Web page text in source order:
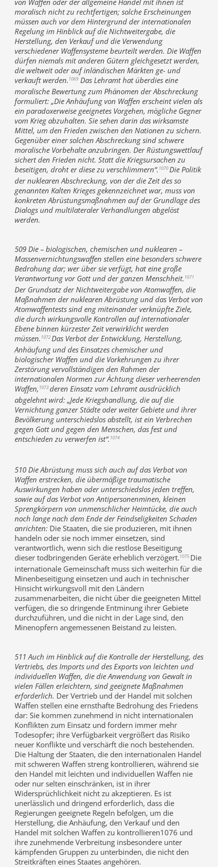
von Waffen oder der allgemeine Handel mit ihnen ist
moralisch nicht zu rechtfertigen; solche Erscheinungen
müssen auch vor dem Hintergrund der internationalen
Regelung im Hinblick auf die Nichtweitergabe, die
Herstellung, den Verkauf und die Verwendung
verschiedener Waffensysteme beurteilt werden. Die Waffen
dürfen niemals mit anderen Gütern gleichgesetzt werden,
die weltweit oder auf inländischen Märkten ge- und
verkauft werden. 1069 Das Lehramt hat überdies eine
moralische Bewertung zum Phänomen der Abschreckung
formuliert: „Die Anhäufung von Waffen erscheint vielen als
ein paradoxerweise geeignetes Vorgehen, mögliche Gegner
vom Krieg abzuhalten. Sie sehen darin das wirksamste
Mittel, um den Frieden zwischen den Nationen zu sichern.
Gegenüber einer solchen Abschreckung sind schwere
moralische Vorbehalte anzubringen. Der Rüstungswettlauf
sichert den Frieden nicht. Statt die Kriegsursachen zu
beseitigen, droht er diese zu verschlimmern“. 1070Die Politik
der nuklearen Abschreckung, von der die Zeit des so
genannten Kalten Krieges gekennzeichnet war, muss von
konkreten Abrüstungsmaßnahmen auf der Grundlage des
Dialogs und multilateraler Verhandlungen abgelöst
werden.
509 Die – biologischen, chemischen und nuklearen –
Massenvernichtungswaffen stellen eine besonders schwere
Bedrohung dar; wer über sie verfügt, hat eine große
Verantwortung vor Gott und der ganzen Menschheit. 1071
Der Grundsatz der Nichtweitergabe von Atomwaffen, die
Maßnahmen der nuklearen Abrüstung und das Verbot von
Atomwaffentests sind eng miteinander verknüpfte Ziele,
die durch wirkungsvolle Kontrollen auf internationaler
Ebene binnen kürzester Zeit verwirklicht werden
müssen. 1072Das Verbot der Entwicklung, Herstellung,
Anhäufung und des Einsatzes chemischer und
biologischer Waffen und die Vorkehrungen zu ihrer
Zerstörung vervollständigen den Rahmen der
internationalen Normen zur Ächtung dieser verheerenden
Waffen, 1073deren Einsatz vom Lehramt ausdrücklich
abgelehnt wird: „Jede Kriegshandlung, die auf die
Vernichtung ganzer Städte oder weiter Gebiete und ihrer
Bevölkerung unterschiedslos abstellt, ist ein Verbrechen
gegen Gott und gegen den Menschen, das fest und
entschieden zu verwerfen ist“. 1074
510 Die Abrüstung muss sich auch auf das Verbot von
Waffen erstrecken, die übermäßige traumatische
Auswirkungen haben oder unterschiedslos jeden treffen,
sowie auf das Verbot von Antipersonenminen, kleinen
Sprengkörpern von unmenschlicher Heimtücke, die auch
noch lange nach dem Ende der Feindseligkeiten Schaden
anrichten: Die Staaten, die sie produzieren, mit ihnen
handeln oder sie noch immer einsetzen, sind
verantwortlich, wenn sich die restlose Beseitigung
dieser todbringenden Geräte erheblich verzögert.1075 Die
internationale Gemeinschaft muss sich weiterhin für die
Minenbeseitigung einsetzen und auch in technischer
Hinsicht wirkungsvoll mit den Ländern
zusammenarbeiten, die nicht über die geeigneten Mittel
verfügen, die so dringende Entminung ihrer Gebiete
durchzuführen, und die nicht in der Lage sind, den
Minenopfern angemessenen Beistand zu leisten.
511 Auch im Hinblick auf die Kontrolle der Herstellung, des
Vertriebs, des Imports und des Exports von leichten und
individuellen Waffen, die die Anwendung von Gewalt in
vielen Fällen erleichtern, sind geeignete Maßnahmen
erforderlich. Der Vertrieb und der Handel mit solchen
Waffen stellen eine ernsthafte Bedrohung des Friedens
dar: Sie kommen zunehmend in nicht internationalen
Konflikten zum Einsatz und fordern immer mehr
Todesopfer; ihre Verfügbarkeit vergrößert das Risiko
neuer Konflikte und verschärft die noch bestehenden.
Die Haltung der Staaten, die den internationalen Handel
mit schweren Waffen streng kontrollieren, während sie
den Handel mit leichten und individuellen Waffen nie
oder nur selten einschränken, ist in ihrer
Widersprüchlichkeit nicht zu akzeptieren. Es ist
unerlässlich und dringend erforderlich, dass die
Regierungen geeignete Regeln befolgen, um die
Herstellung, die Anhäufung, den Verkauf und den
Handel mit solchen Waffen zu kontrollieren1076 und
ihre zunehmende Verbreitung insbesondere unter
kämpfenden Gruppen zu unterbinden, die nicht den
Streitkräften eines Staates angehören.